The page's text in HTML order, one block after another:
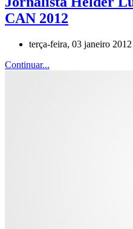
CAN 2012
terça-feira, 03 janeiro
Continuar...